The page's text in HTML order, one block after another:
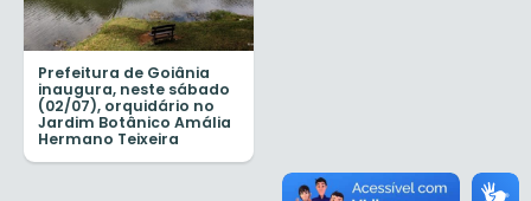
Prefeitura de Goiânia
inaugura, neste sábado
(02/07), orquidário no
Jardim Botânico Amália
Hermano Teixeira